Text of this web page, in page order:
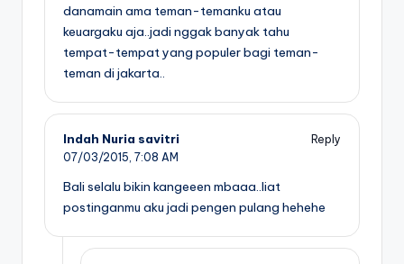
danamain ama teman-temanku atau
keuargaku aja..jadi nggak banyak tahu
tempat-tempat yang populer bagi teman-
teman di jakarta..
Indah Nuria savitri
Reply
07/03/2015, 7:08 AM
Bali selalu bikin kangeeen mbaaa..liat
postinganmu aku jadi pengen pulang hehehe